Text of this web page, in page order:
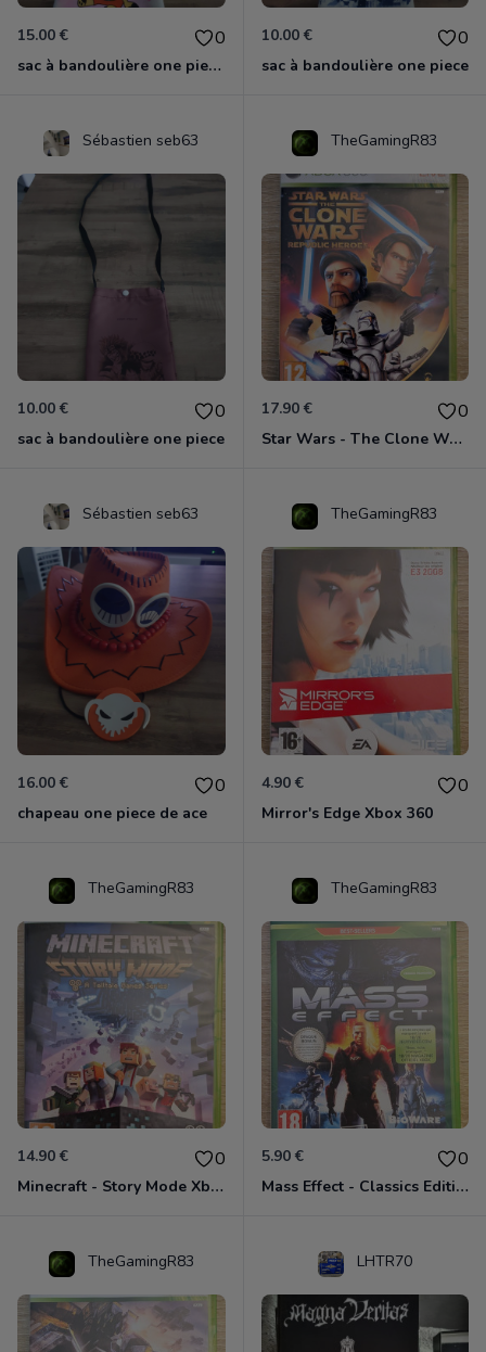
15.00 € 0
sac à bandoulière one piece chopper
10.00 € 0
sac à bandoulière one piece
Sébastien seb63
10.00 € 0
sac à bandoulière one piece
TheGamingR83
17.90 € 0
Star Wars - The Clone Wars - Les Héros De La République Xbox 360
Sébastien seb63
16.00 € 0
chapeau one piece de ace
TheGamingR83
4.90 € 0
Mirror's Edge Xbox 360
TheGamingR83
14.90 € 0
Minecraft - Story Mode Xbox 360
TheGamingR83
5.90 € 0
Mass Effect - Classics Edition Xbox 360
TheGamingR83 LHTR70